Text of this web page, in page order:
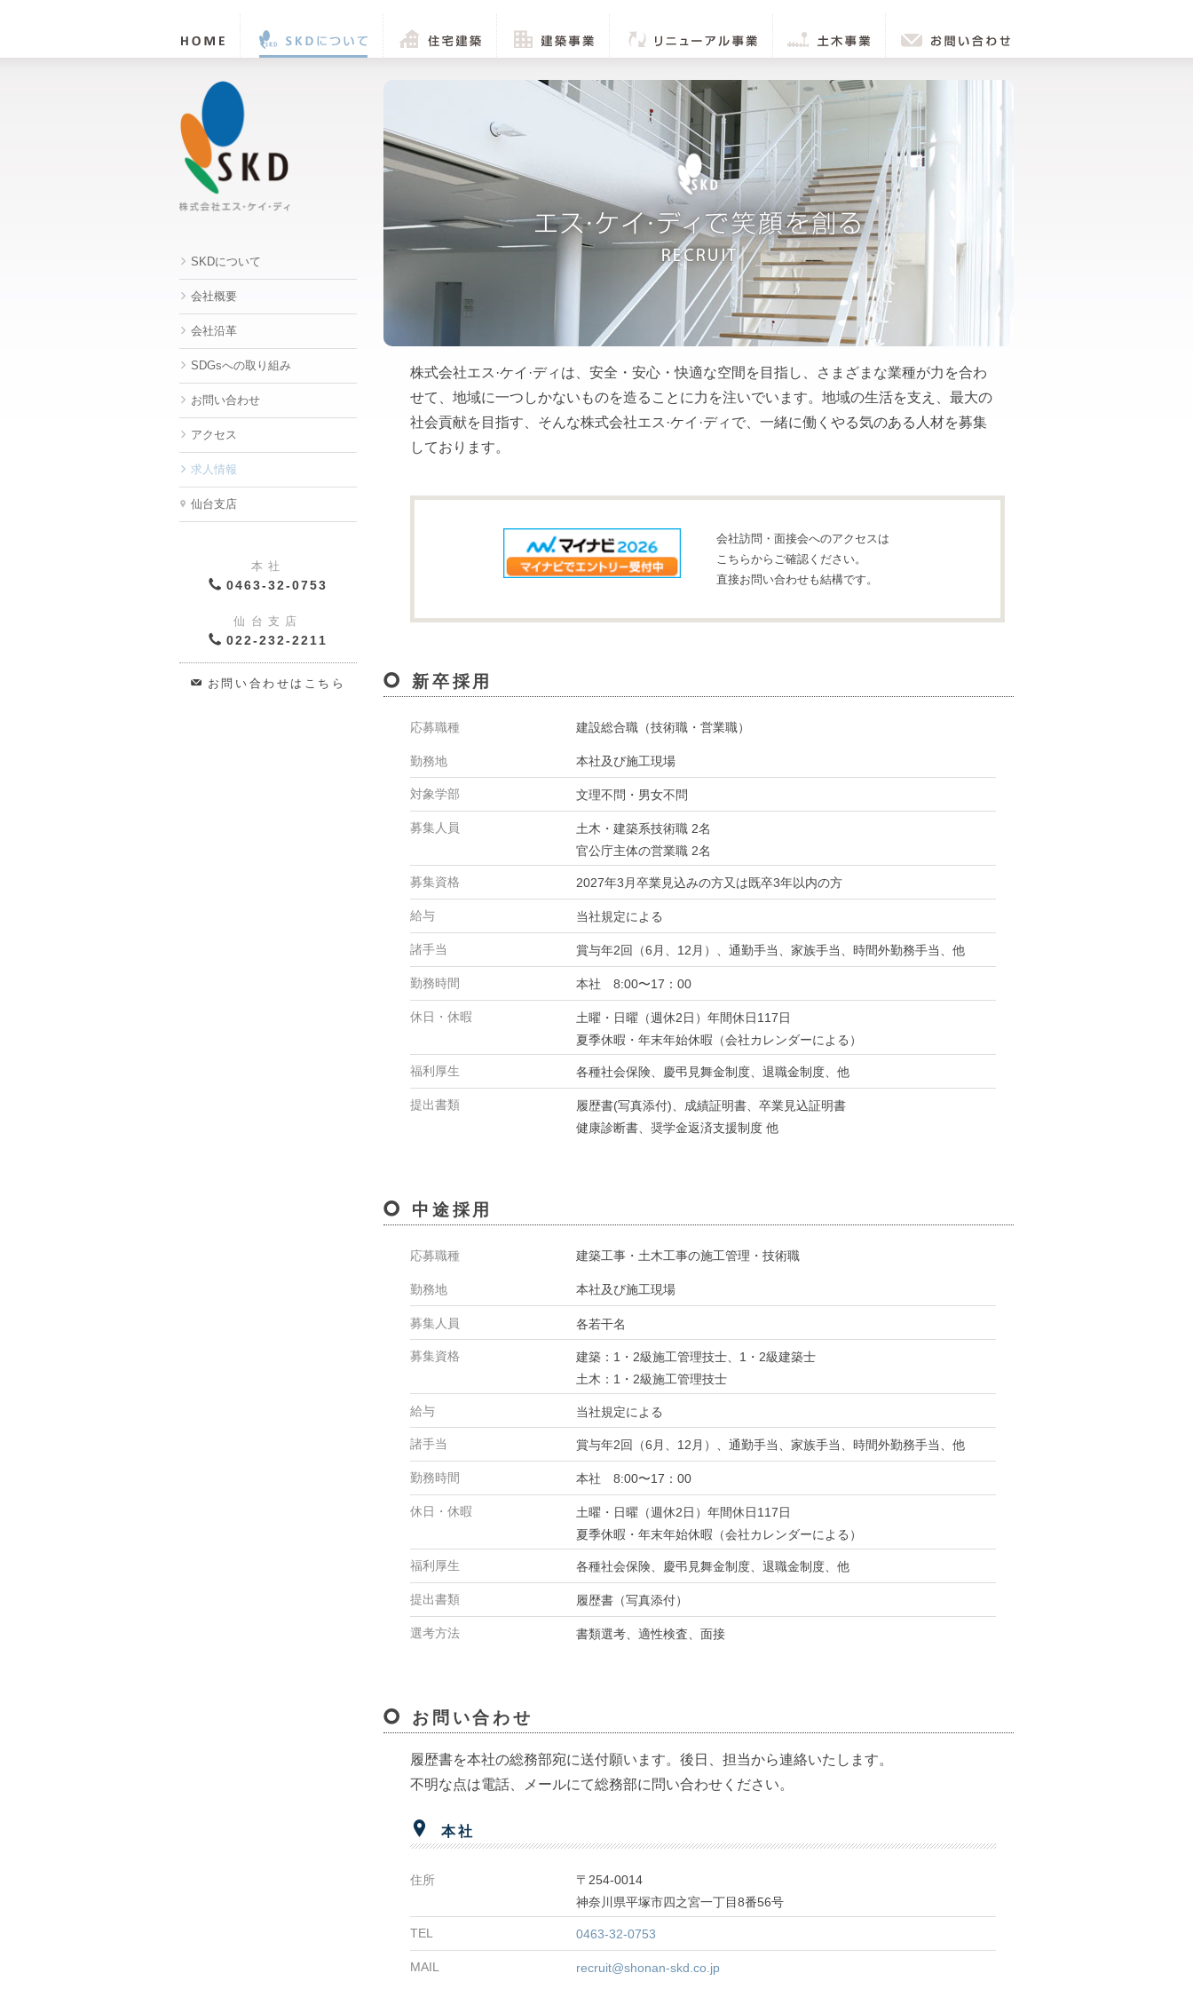
HOME リニューアル事業 土木事業 お問い合わせ
株式会社エス·ケイ·ディは、安全・安心・快適な空間を目指し、さまざまな業種が力を合わ
せて、地域に一つしかないものを造ることに力を注いでいます。地域の生活を支え、最大の
社会貢献を目指す、そんな株式会社エス·ケイ·ディで、一緒に働くやる気のある人材を募集
しております。
会社訪問・面接会へのアクセスは
こちらからご確認ください。
直接お問い合わせも結構です。
新卒採用
応募職種 建設総合職（技術職・営業職）
勤務地 本社及び施工現場
対象学部 文理不問・男女不問
募集人員
土木・建築系技術職 2名
官公庁主体の営業職 2名
募集資格 2027年3月卒業見込みの方又は既卒3年以内の方
給与 当社規定による
諸手当 賞与年2回（6月、12月）、通勤手当、家族手当、時間外勤務手当、他
勤務時間 本社 8:00〜17：00
休日・休暇
土曜・日曜（週休2日）年間休日117日
夏季休暇・年末年始休暇（会社カレンダーによる）
福利厚生 各種社会保険、慶弔見舞金制度、退職金制度、他
提出書類
履歴書(写真添付)、成績証明書、卒業見込証明書
健康診断書、奨学金返済支援制度 他
中途採用
応募職種 建築工事・土木工事の施工管理・技術職
勤務地 本社及び施工現場
募集人員 各若干名
募集資格
建築：1・2級施工管理技士、1・2級建築士
土木：1・2級施工管理技士
給与 当社規定による
諸手当 賞与年2回（6月、12月）、通勤手当、家族手当、時間外勤務手当、他
勤務時間 本社 8:00〜17：00
休日・休暇
土曜・日曜（週休2日）年間休日117日
夏季休暇・年末年始休暇（会社カレンダーによる）
福利厚生 各種社会保険、慶弔見舞金制度、退職金制度、他
提出書類 履歴書（写真添付）
選考方法 書類選考、適性検査、面接
お問い合わせ
履歴書を本社の総務部宛に送付願います。後日、担当から連絡いたします。
不明な点は電話、メールにて総務部に問い合わせください。
本社
住所
〒254-0014
神奈川県平塚市四之宮一丁目8番56号
TEL 0463-32-0753
MAIL recruit@shonan-skd.co.jp
SKDについて
会社概要
会社沿革
SDGsへの取り組み
お問い合わせ
アクセス
求人情報
仙台支店
本社
0463-32-0753
仙台支店
022-232-2211
お問い合わせはこちら